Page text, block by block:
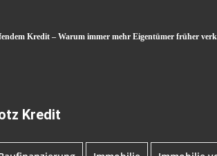
Kredit – Warum immer mehr Eigentümer früher
Kredit